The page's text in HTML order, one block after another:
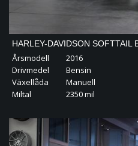
HARLEY-DAVIDSON SOFTTAIL
103B | CANDY EDITION | SE
Årsmodell
2016
Drivmedel
Bensin
Växellåda
Manuell
Miltal
2350 mil